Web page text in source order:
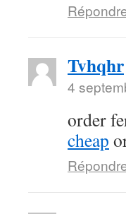
Tvhqhr
4
order
cheap